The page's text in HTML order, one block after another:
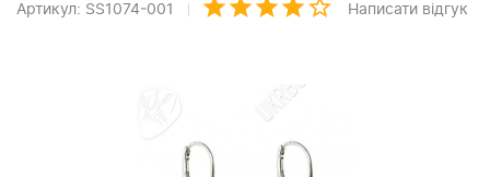
Артикул: SS1074-001 Написати відгук